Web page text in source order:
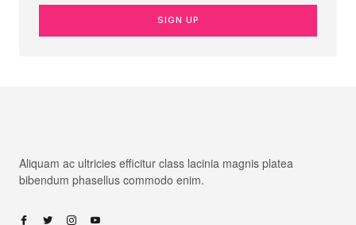
SIGN UP
Aliquam ac ultricies efficitur class lacinia magnis platea
bibendum phasellus commodo enim.